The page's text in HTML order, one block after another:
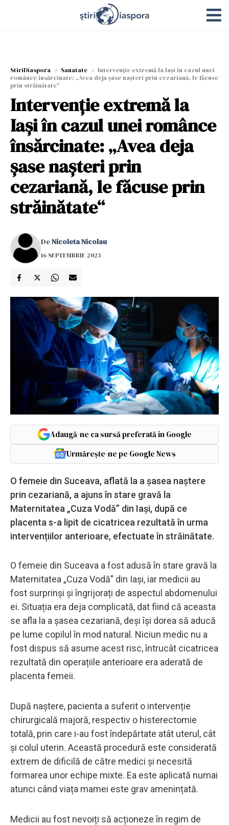
StiriDiaspora › Sanatate › Intervenție extremă la Iași în cazul unei
românce însărcinate: „Avea deja șase nașteri prin cezariană, le făcuse
prin străinătate“
Intervenție extremă la
Iași în cazul unei românce
însărcinate: „Avea deja
șase nașteri prin
cezariană, le făcuse prin
străinătate“
DeNicoleta Nicolau
16 SEPTEMBRIE 2023
Adaugă-ne ca sursă preferată în Google
Urmărește-ne pe Google News
O femeie din Suceava, aflată la a șasea naștere
prin cezariană, a ajuns în stare gravă la
Maternitatea „Cuza Vodă” din Iași, după ce
placenta s-a lipit de cicatricea rezultată în urma
intervențiilor anterioare, efectuate în străinătate.
O femeie din Suceava a fost adusă în stare gravă la
Maternitatea „Cuza Vodă” din Iași, iar medicii au
fost surprinși și îngrijorați de aspectul abdomenului
ei. Situația era deja complicată, dat fiind că aceasta
se afla la a șasea cezariană, deși își dorea să aducă
pe lume copilul în mod natural. Niciun medic nu a
fost dispus să asume acest risc, întrucât cicatricea
rezultată din operațiile anterioare era aderată de
placenta femeii.
După naștere, pacienta a suferit o intervenție
chirurgicală majoră, respectiv o histerectomie
totală, prin care i-au fost îndepărtate atât uterul, cât
și colul uterin. Această procedură este considerată
extrem de dificilă de către medici și necesită
formarea unor echipe mixte. Ea este aplicată numai
atunci când viața mamei este grav amenințată.
Medicii au fost nevoiți să acționeze în regim de